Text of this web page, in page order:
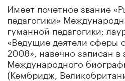
Имеет почетное звание
педагогики»
гуманной педагогики;
«Ведущие деятели сферы
2008», навечно записан в
Международного
(Кембридж,